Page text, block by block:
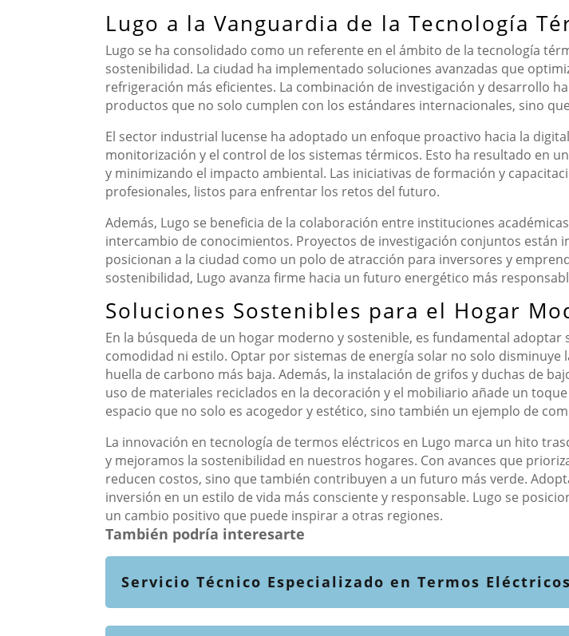
Lugo a la Vanguardia de la Tecnología
Lugo se ha consolidado como un referente en el ámbito de la tecnología
sostenibilidad. La ciudad ha implementado soluciones avanzadas que
refrigeración más eficientes. La combinación de investigación y desarrollo
productos que no solo cumplen con los estándares internacionales, sino
El sector industrial lucense ha adoptado un enfoque proactivo hacia la
monitorización y el control de los sistemas térmicos. Esto ha resultado en
y minimizando el impacto ambiental. Las iniciativas de formación y
profesionales, listos para enfrentar los retos del futuro.
Además, Lugo se beneficia de la colaboración entre instituciones
intercambio de conocimientos. Proyectos de investigación conjuntos están
posicionan a la ciudad como un polo de atracción para inversores y
sostenibilidad, Lugo avanza firme hacia un futuro energético más
Soluciones Sostenibles para el Hogar
En la búsqueda de un hogar moderno y sostenible, es fundamental
comodidad ni estilo. Optar por sistemas de energía solar no solo
huella de carbono más baja. Además, la instalación de grifos y duchas de
uso de materiales reciclados en la decoración y el mobiliario añade un
espacio que no solo es acogedor y estético, sino también un ejemplo de
La innovación en tecnología de termos eléctricos en Lugo marca un hito
y mejoramos la sostenibilidad en nuestros hogares. Con avances que
reducen costos, sino que también contribuyen a un futuro más verde.
inversión en un estilo de vida más consciente y responsable. Lugo se
un cambio positivo que puede inspirar a otras regiones.
También podría interesarte
Servicio Técnico Especializado en Termos